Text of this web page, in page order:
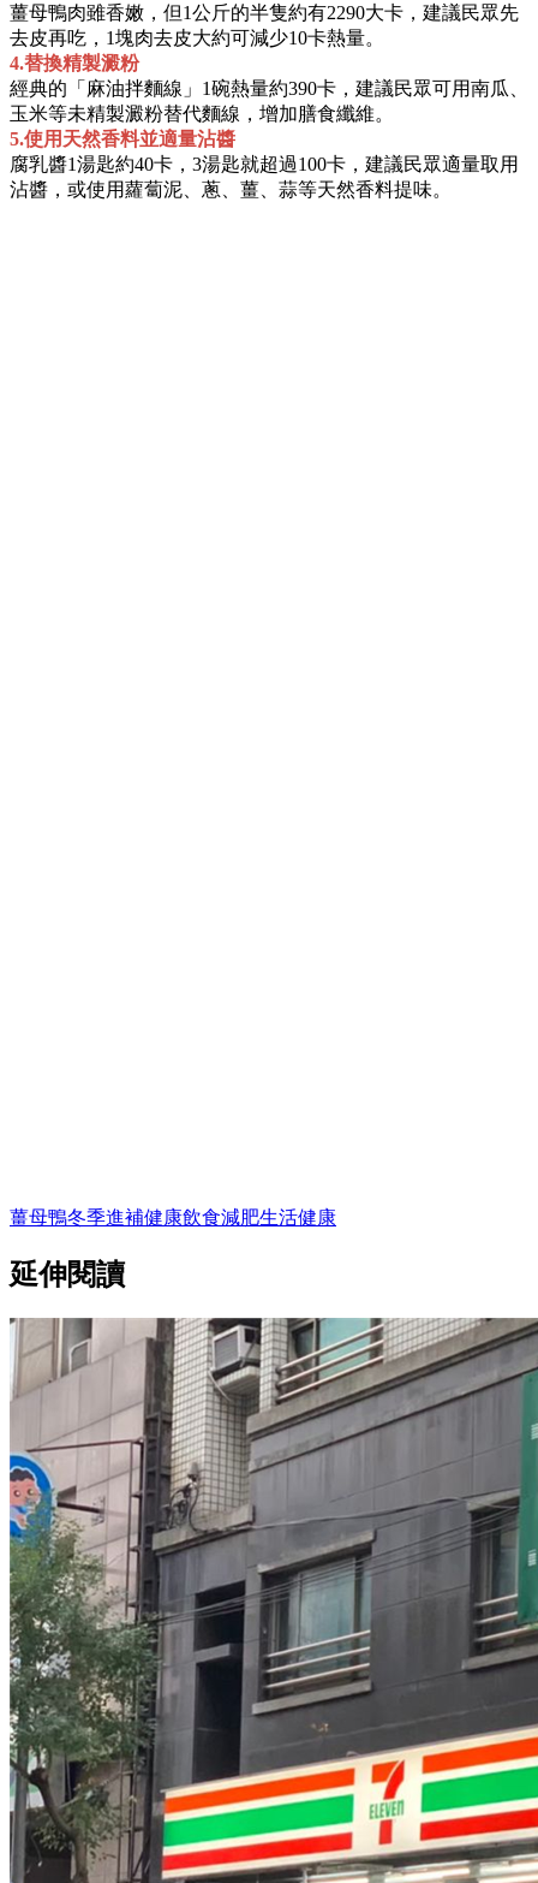
薑母鴨肉雖香嫩，但1公斤的半隻約有2290大卡，建議民眾先
去皮再吃，1塊肉去皮大約可減少10卡熱量。
4.替換精製澱粉
經典的「麻油拌麵線」1碗熱量約390卡，建議民眾可用南瓜、
玉米等未精製澱粉替代麵線，增加膳食纖維。
5.使用天然香料並適量沾醬
腐乳醬1湯匙約40卡，3湯匙就超過100卡，建議民眾適量取用
沾醬，或使用蘿蔔泥、蔥、薑、蒜等天然香料提味。
薑母鴨冬季進補健康飲食減肥生活健康
延伸閱讀